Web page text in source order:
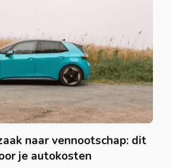
naar vennootschap: dit
je autokosten